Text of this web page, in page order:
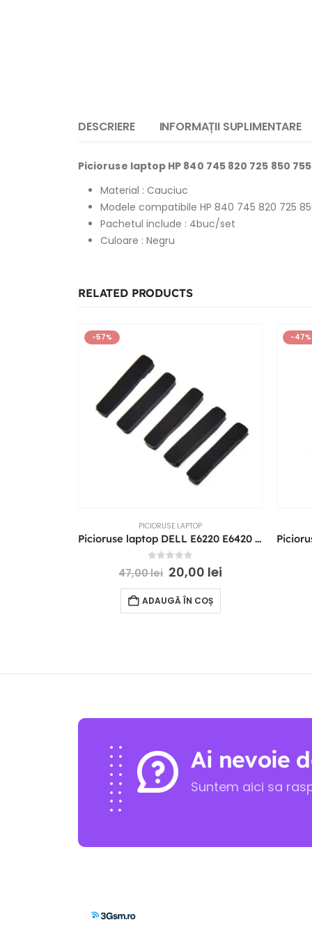
DESCRIERE INFORMAȚII SUPLIMENTARE
Picioruse laptop HP 840 745 820 725 850
Material : Cauciuc
Modele compatibile HP 840 745 820 725
Pachetul include : 4buc/set
Culoare : Negru
RELATED PRODUCTS
-57%
PICIORUSE LAPTOP
Picioruse laptop DELL E6220 E6420 E6330 E6320 E5520 E5420 Bottom Cover
out of 5
47,00lei 20,00 lei
ADAUGĂ ÎN COȘ
-47%
Ai nevoie
Suntem aici sa